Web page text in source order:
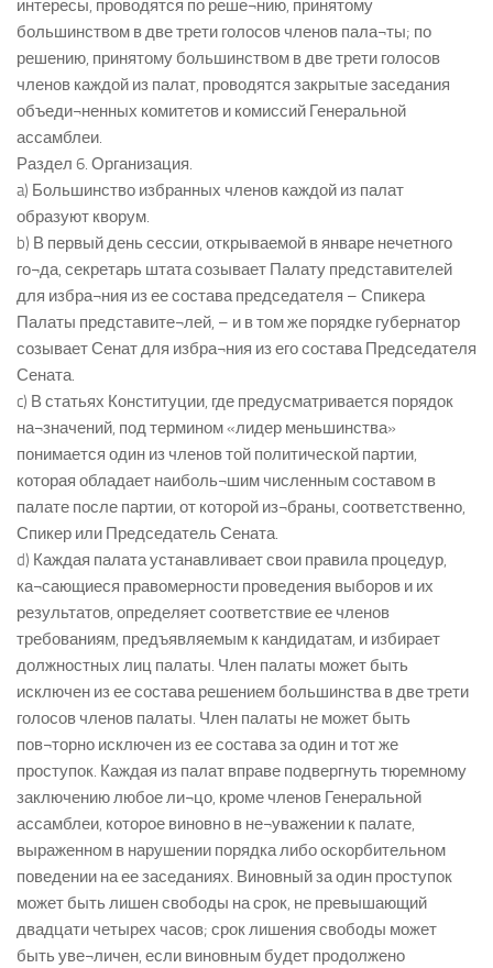
интересы, проводятся по реше¬нию, принятому
большинством в две трети голосов членов пала¬ты; по
решению, принятому большинством в две трети голосов
членов каждой из палат, проводятся закрытые заседания
объеди¬ненных комитетов и комиссий Генеральной
ассамблеи.
Раздел 6. Организация.
a) Большинство избранных членов каждой из палат
образуют кворум.
b) В первый день сессии, открываемой в январе нечетного
го¬да, секретарь штата созывает Палату представителей
для избра¬ния из ее состава председателя – Спикера
Палаты представите¬лей, – и в том же порядке губернатор
созывает Сенат для избра¬ния из его состава Председателя
Сената.
c) В статьях Конституции, где предусматривается порядок
на¬значений, под термином «лидер меньшинства»
понимается один из членов той политической партии,
которая обладает наиболь¬шим численным составом в
палате после партии, от которой из¬браны, соответственно,
Спикер или Председатель Сената.
d) Каждая палата устанавливает свои правила процедур,
ка¬сающиеся правомерности проведения выборов и их
результатов, определяет соответствие ее членов
требованиям, предъявляемым к кандидатам, и избирает
должностных лиц палаты. Член палаты может быть
исключен из ее состава решением большинства в две трети
голосов членов палаты. Член палаты не может быть
пов¬торно исключен из ее состава за один и тот же
проступок. Каждая из палат вправе подвергнуть тюремному
заключению любое ли¬цо, кроме членов Генеральной
ассамблеи, которое виновно в не¬уважении к палате,
выраженном в нарушении порядка либо оскорбительном
поведении на ее заседаниях. Виновный за один проступок
может быть лишен свободы на срок, не превышающий
двадцати четырех часов; срок лишения свободы может
быть уве¬личен, если виновным будет продолжено